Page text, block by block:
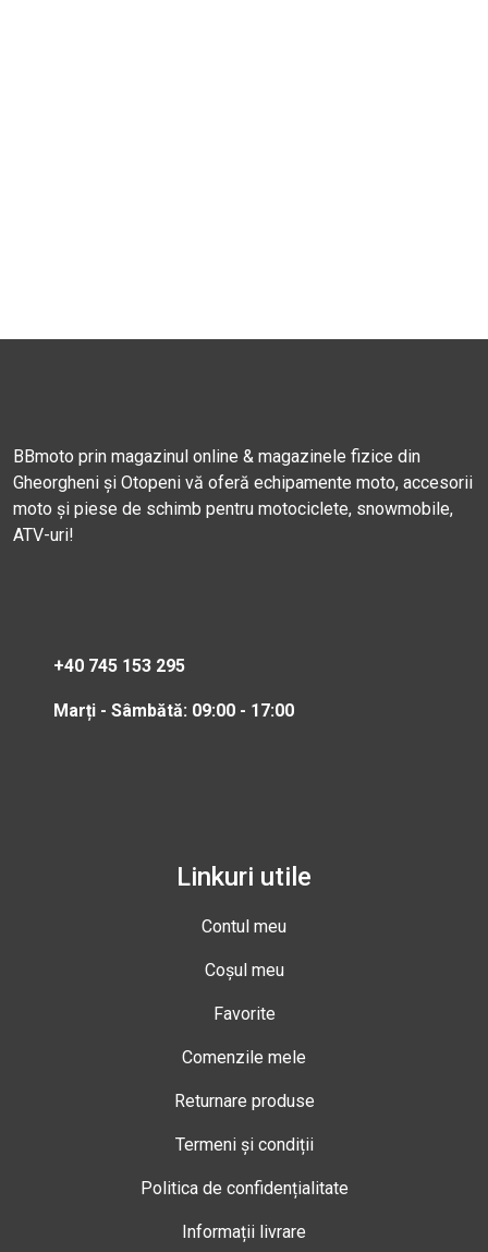
BBmoto prin magazinul online & magazinele fizice din
Gheorgheni și Otopeni vă oferă echipamente moto, accesorii
moto și piese de schimb pentru motociclete, snowmobile,
ATV-uri!
+40 745 153 295
Marți - Sâmbătă: 09:00 - 17:00
Linkuri utile
Contul meu
Coșul meu
Favorite
Comenzile mele
Returnare produse
Termeni și condiții
Politica de confidențialitate
Informații livrare